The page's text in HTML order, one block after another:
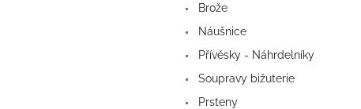
Brože
Náušnice
Přívěsky - Náhrdelníky
Soupravy bižuterie
Prsteny